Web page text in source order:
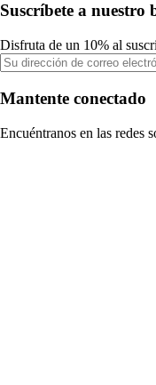
Suscríbete a nuestro
Disfruta de un 10% al
Mantente conectado
Encuéntranos en las redes